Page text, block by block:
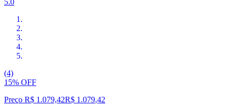
5.0
(4)
15% OFF
Preço R$ 1.079,42R$ 1.079,42